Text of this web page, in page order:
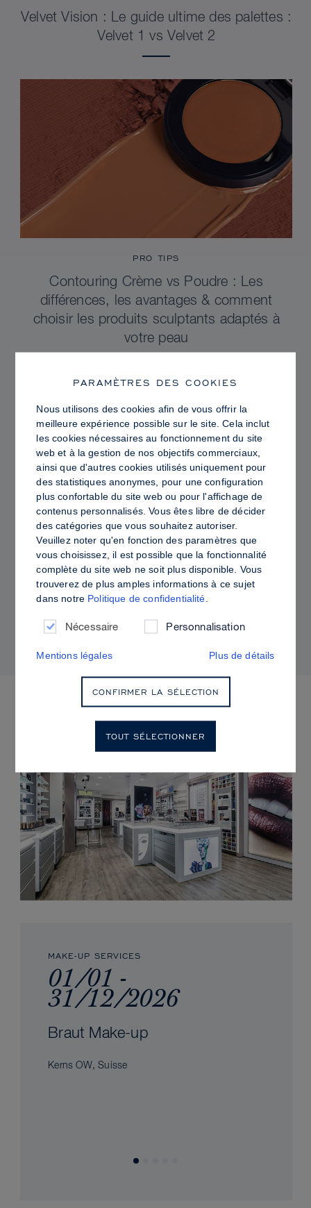
Velvet Vision : Le guide ultime des palettes :
Velvet 1 vs Velvet 2
PRO TIPS
Contouring Crème vs Poudre : Les
différences, les avantages & comment
choisir les produits sculptants adaptés à
votre peau
PRO TIPS
Peau Lumineuse vs Peau Grasse :
Comment utiliser Sculpt & Glow pour un fini
radieux à la brillance contrôlée
PROCHAINS ÉVÈNEMENTS
MAKE-UP SERVICES
01/01 -
31/12/2026
Braut Make-up
Kerns OW, Suisse
PARAMÈTRES DES COOKIES
Nous utilisons des cookies afin de vous offrir la
meilleure expérience possible sur le site. Cela inclut
les cookies nécessaires au fonctionnement du site
web et à la gestion de nos objectifs commerciaux,
ainsi que d'autres cookies utilisés uniquement pour
des statistiques anonymes, pour une configuration
plus confortable du site web ou pour l'affichage de
contenus personnalisés. Vous êtes libre de décider
des catégories que vous souhaitez autoriser.
Veuillez noter qu'en fonction des paramètres que
vous choisissez, il est possible que la fonctionnalité
complète du site web ne soit plus disponible. Vous
trouverez de plus amples informations à ce sujet
dans notre Politique de confidentialité
Nécessaire Personnalisation
Mentions légales Plus de détails
CONFIRMER LA SÉLECTION
TOUT SÉLECTIONNER